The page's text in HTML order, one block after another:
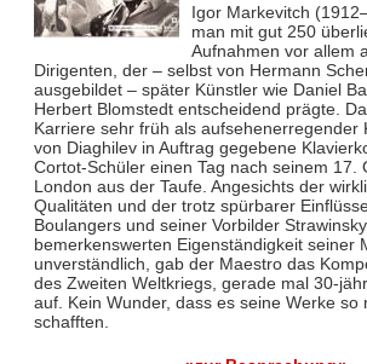
Igor Markevitch
man mit gut 250
Aufnahmen vor allem
Dirigenten, der – selbst von Hermann
ausgebildet – später Künstler wie Daniel
Herbert Blomstedt entscheidend prägte.
Karriere sehr früh als aufsehenerregender
von Diaghilev in Auftrag gegebene
Cortot-Schüler einen Tag nach seinem 17.
London aus der Taufe. Angesichts der
Qualitäten und der trotz spürbarer
Boulangers und seiner Vorbilder
bemerkenswerten Eigenständigkeit seiner
unverständlich, gab der Maestro das
des Zweiten Weltkriegs, gerade mal 30-
auf. Kein Wunder, dass es seine Werke so
schafften.